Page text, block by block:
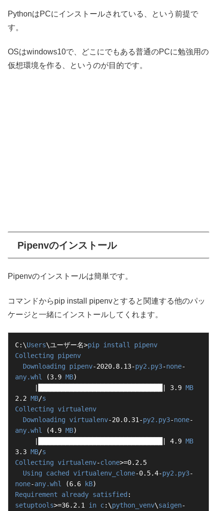
PythonはPCにインストールされている、という前提で
す。
OSはwindows10で、どこにでもある普通のPCに勉強用の
仮想環境を作る、というのが目的です。
Pipenvのインストール
Pipenvのインストールは簡単です。
コマンドからpip install pipenvとすると関連する他のパッ
ケージと一緒にインストールしてくれます。
C:\Users\ユーザー名>pip install
pipenv
Collecting
pipenv
Downloading
pipenv-2020.8.13-py2.py3-none-
any.whl
(3.9 MB)
     |████████████████████████████████| 3.9
MB
2.2 MB/s
Collecting virtualenv
Downloading virtualenv-20.0.31-py2.py3-none-
any.whl
(4.9 MB)
     |████████████████████████████████| 4.9
MB
3.3 MB/s
Collecting virtualenv-clone>=0.2.5
Using
cached virtualenv_clone-0.5.4-py2.py3-
none-any.whl (6.6 kB
Requirement
already satisfied
setuptools>=36.2.1 in c:\python_venv\saigen-